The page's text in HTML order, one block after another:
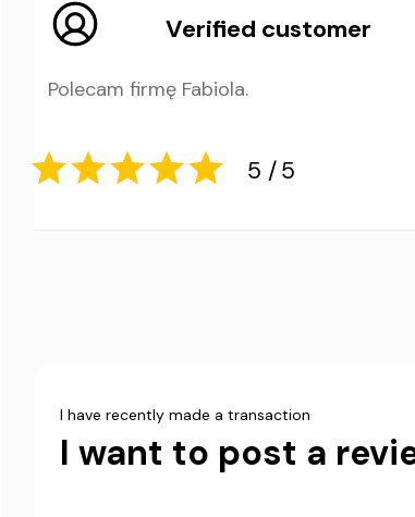
Verified customer
Polecam firmę Fabiola.
I have recently made a transaction
I want to post a